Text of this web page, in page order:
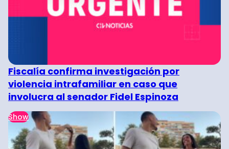
Fiscalía confirma investigación por
violencia intrafamiliar en caso que
involucra al senador Fidel Espinoza
Show